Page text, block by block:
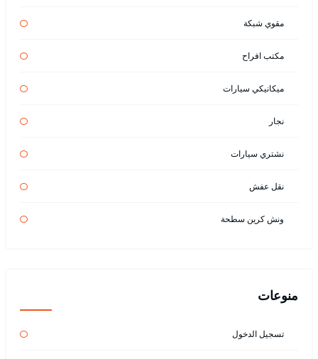
مقوي شبكة
مكتب افراح
ميكانيكي سيارات
نجار
نشتري سيارات
نقل عفش
ونش كرين سطحة
منوعات
تسجيل الدخول